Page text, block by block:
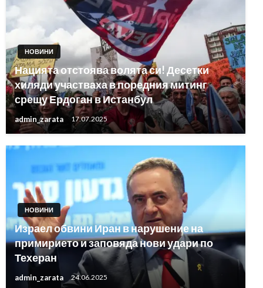
НОВИНИ
Нацията отстоява волята си! Десетки
хиляди участваха в поредния митинг
срещу Ердоган в Истанбул
admin_zarata 17.07.2025
НОВИНИ
Израел обвини Иран в нарушение на
примирието и заповяда нови удари по
Техеран
admin_zarata 24.06.2025